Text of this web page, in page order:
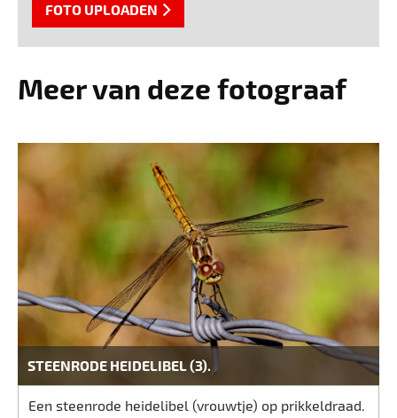
FOTO UPLOADEN
Meer van deze fotograaf
STEENRODE HEIDELIBEL (3).
Een steenrode heidelibel (vrouwtje) op prikkeldraad.